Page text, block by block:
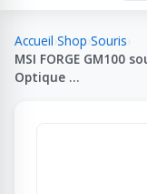
Accueil Shop Souris
MSI FORGE GM100
Optique …